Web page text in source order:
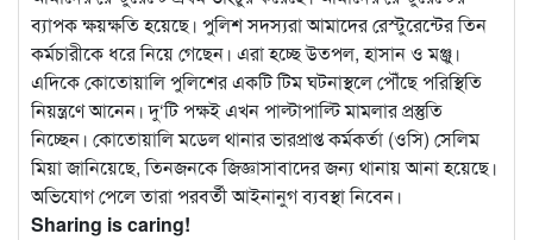
ব্যাপক ক্ষয়ক্ষতি হয়েছে। পুলিশ সদস্যরা আমাদের রেস্টুরেন্টের তিন
কর্মচারীকে ধরে নিয়ে গেছেন। এরা হচ্ছে উতপল, হাসান ও মঞ্জু।
এদিকে কোতোয়ালি পুলিশের একটি টিম ঘটনাস্থলে পৌঁছে পরিস্থিতি
নিয়ন্ত্রণে আনেন। দু‘টি পক্ষই এখন পাল্টাপাল্টি মামলার প্রস্তুতি
নিচ্ছেন। কোতোয়ালি মডেল থানার ভারপ্রাপ্ত কর্মকর্তা (ওসি) সেলিম
মিয়া জানিয়েছে, তিনজনকে জিজ্ঞাসাবাদের জন্য থানায় আনা হয়েছে।
অভিযোগ পেলে তারা পরবর্তী আইনানুগ ব্যবস্থা নিবেন।
Sharing is caring!